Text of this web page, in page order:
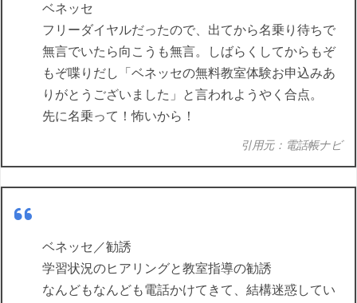
ベネッセ
フリーダイヤルだったので、出てから名乗り待ちで
無言でいたら向こうも無言。しばらくしてからもぞ
もぞ喋りだし「ベネッセの無料教室体験お申込みあ
りがとうございました」と言われようやく合点。
先に名乗って！怖いから！
引用元：電話帳ナビ
ベネッセ／勧誘
学習状況のヒアリングと教室指導の勧誘
なんどもなんども電話かけてきて、結構迷惑してい